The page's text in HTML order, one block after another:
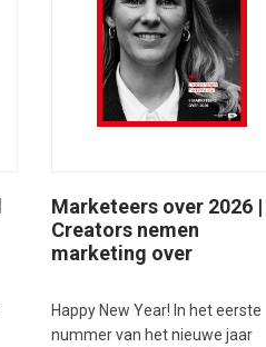
Marketeers over 2026 |
Creators nemen
marketing over
Happy New Year! In het eerste
nummer van het nieuwe jaar